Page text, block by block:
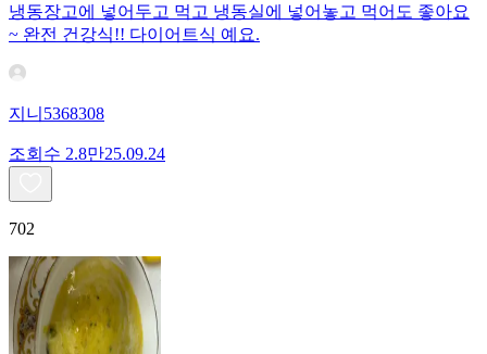
냉동장고에 넣어두고 먹고 냉동실에 넣어놓고 먹어도 좋아요
~ 완전 건강식!! 다이어트식 예요.
지니5368308
조회수 2.8만25.09.24
702